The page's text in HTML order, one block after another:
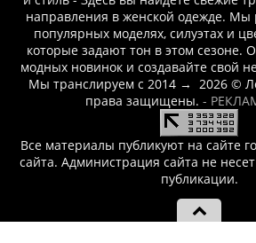
направления в женской одежде. Мы
популярных моделях, силуэтах и
которые задают тон в этом сезоне.
модных новинок и создавайте свой
Мы транслируем с 2014→ 2026©
права защищены. -
Все материалы публикуют на сайте
сайта. Администрация сайта не
публикации.